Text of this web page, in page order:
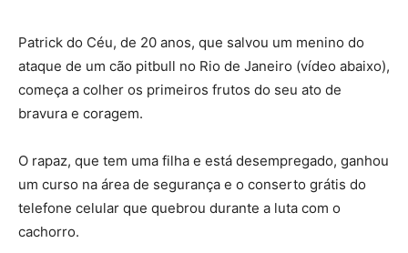
Patrick do Céu, de 20 anos, que salvou um menino do
ataque de um cão pitbull no Rio de Janeiro (vídeo abaixo),
começa a colher os primeiros frutos do seu ato de
bravura e coragem.
O rapaz, que tem uma filha e está desempregado, ganhou
um curso na área de segurança e o conserto grátis do
telefone celular que quebrou durante a luta com o
cachorro.